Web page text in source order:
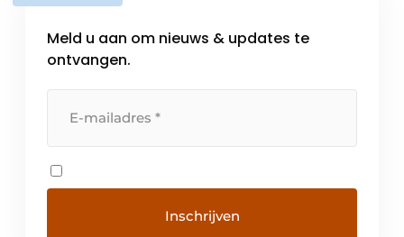
Meld u aan om nieuws & updates te
ontvangen.